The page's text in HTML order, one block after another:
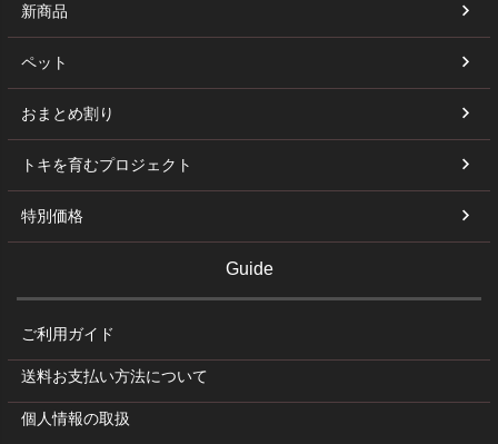
新商品
ペット
おまとめ割り
トキを育むプロジェクト
特別価格
Guide
ご利用ガイド
送料お支払い方法について
個人情報の取扱